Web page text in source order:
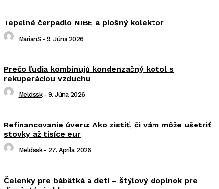
Tepelné čerpadlo NIBE a plošný kolektor
MarianS - 9. Júna 2026
Prečo ľudia kombinujú kondenzačný kotol s
rekuperáciou vzduchu
Meldssk - 9. Júna 2026
Refinancovanie úveru: Ako zistiť, či vám môže ušetriť
stovky až tisíce eur
Meldssk - 27. Apríla 2026
Čelenky pre bábätká a deti – štýlový doplnok pre